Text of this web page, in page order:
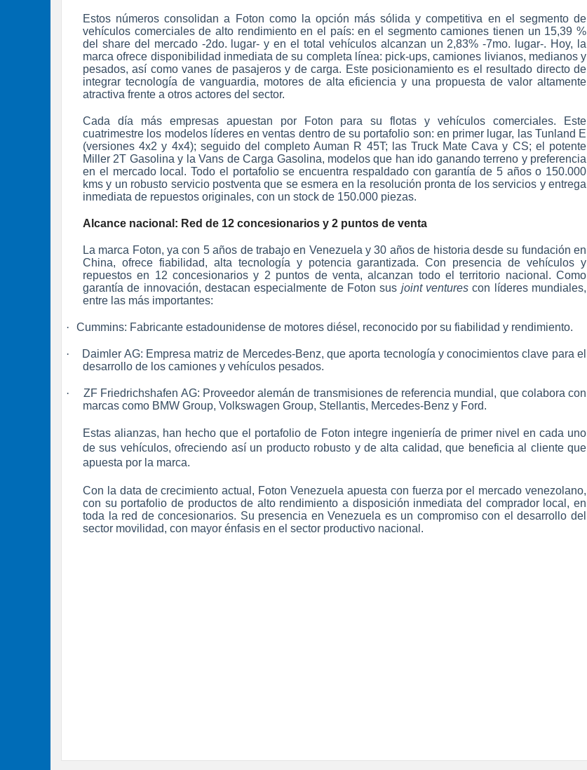
Estos números consolidan a Foton como la opción más sólida y competitiva en el segmento de
vehículos comerciales de alto rendimiento en el país: en el segmento camiones tienen un 15,39 %
del share del mercado -2do. lugar- y en el total vehículos alcanzan un 2,83% -7mo. lugar-. Hoy, la
marca ofrece disponibilidad inmediata de su completa línea: pick-ups, camiones livianos, medianos y
pesados, así como vanes de pasajeros y de carga. Este posicionamiento es el resultado directo de
integrar tecnología de vanguardia, motores de alta eficiencia y una propuesta de valor altamente
atractiva frente a otros actores del sector.
Cada día más empresas apuestan por Foton para su flotas y vehículos comerciales. Este
cuatrimestre los modelos líderes en ventas dentro de su portafolio son: en primer lugar, las Tunland E
(versiones 4x2 y 4x4); seguido del completo Auman R 45T; las Truck Mate Cava y CS; el potente
Miller 2T Gasolina y la Vans de Carga Gasolina, modelos que han ido ganando terreno y preferencia
en el mercado local. Todo el portafolio se encuentra respaldado con garantía de 5 años o 150.000
kms y un robusto servicio postventa que se esmera en la resolución pronta de los servicios y entrega
inmediata de repuestos originales, con un stock de 150.000 piezas.
Alcance nacional: Red de 12 concesionarios y 2 puntos de venta
La marca Foton, ya con 5 años de trabajo en Venezuela y 30 años de historia desde su fundación en
China, ofrece fiabilidad, alta tecnología y potencia garantizada. Con presencia de vehículos y
repuestos en 12 concesionarios y 2 puntos de venta, alcanzan todo el territorio nacional. Como
garantía de innovación, destacan especialmente de Foton sus joint ventures con líderes mundiales,
entre las más importantes:
· Cummins: Fabricante estadounidense de motores diésel, reconocido por su fiabilidad y rendimiento.
·
Daimler AG: Empresa matriz de Mercedes-Benz, que aporta tecnología y conocimientos clave para el
desarrollo de los camiones y vehículos pesados.
·
ZF Friedrichshafen AG: Proveedor alemán de transmisiones de referencia mundial, que colabora con
marcas como BMW Group, Volkswagen Group, Stellantis, Mercedes-Benz y Ford.
Estas alianzas, han hecho que el portafolio de Foton integre ingeniería de primer nivel en cada uno
de sus vehículos, ofreciendo así un producto robusto y de alta calidad, que beneficia al cliente que
apuesta por la marca.
Con la data de crecimiento actual, Foton Venezuela apuesta con fuerza por el mercado venezolano,
con su portafolio de productos de alto rendimiento a disposición inmediata del comprador local, en
toda la red de concesionarios. Su presencia en Venezuela es un compromiso con el desarrollo del
sector movilidad, con mayor énfasis en el sector productivo nacional.